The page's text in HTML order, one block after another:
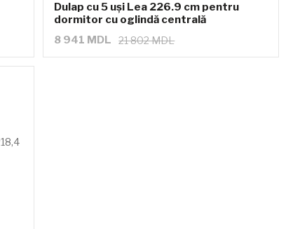
Dulap cu 5 uși Lea 226.9 cm pentru
dormitor cu oglindă centrală
21 802 MDL
8 941 MDL